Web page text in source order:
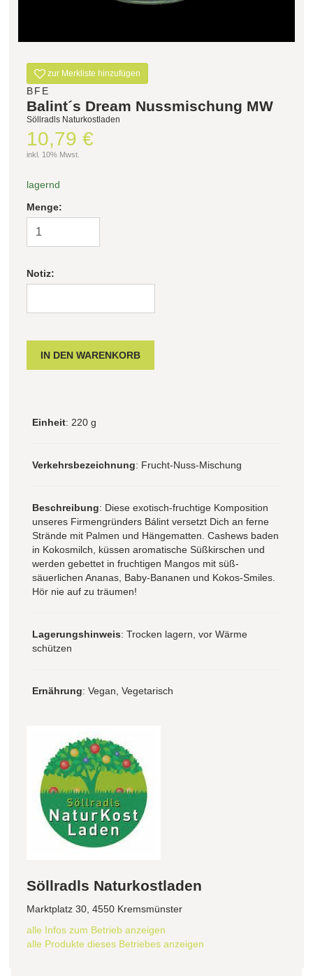
Filter zurücksetzen
zur Merkliste hinzufügen
BFE
Balint´s Dream Nussmischung MW
Söllradls Naturkostladen
10,79 €
inkl. 10% Mwst.
lagernd
Menge:
Notiz:
Einheit: 220 g
Verkehrsbezeichnung: Frucht-Nuss-Mischung
Beschreibung: Diese exotisch-fruchtige Komposition
unseres Firmengründers Bálint versetzt Dich an ferne
Strände mit Palmen und Hängematten. Cashews baden
in Kokosmilch, küssen aromatische Süßkirschen und
werden gebettet in fruchtigen Mangos mit süß-
säuerlichen Ananas, Baby-Bananen und Kokos-Smiles.
Hör nie auf zu träumen!
Lagerungshinweis: Trocken lagern, vor Wärme
schützen
Ernährung: Vegan, Vegetarisch
Söllradls Naturkostladen
Marktplatz 30, 4550 Kremsmünster
alle Infos zum Betrieb anzeigen
alle Produkte dieses Betriebes anzeigen